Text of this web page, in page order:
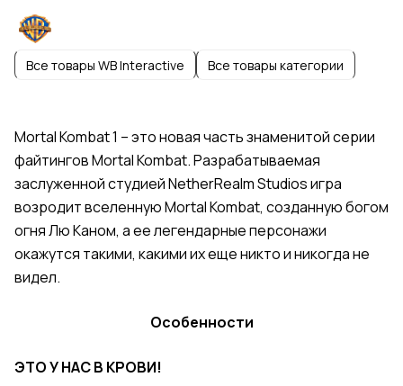
Все товары WB Interactive Все товары категории
Mortal Kombat 1 – это новая часть знаменитой серии
файтингов Mortal Kombat. Разрабатываемая
заслуженной студией NetherRealm Studios игра
возродит вселенную Mortal Kombat, созданную богом
огня Лю Каном, а ее легендарные персонажи
окажутся такими, какими их еще никто и никогда не
видел.
Особенности
ЭТО У НАС В КРОВИ!